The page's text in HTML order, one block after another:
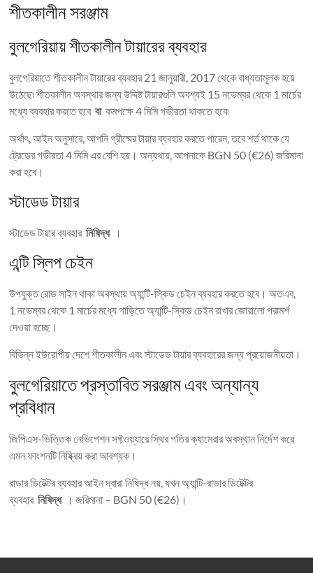
শীতকালীন সরঞ্জাম
বুলগেরিয়ায় শীতকালীন টায়ারের ব্যবহার
বুলগেরিয়াতে শীতকালীন টায়ারের ব্যবহার 21 জানুয়ারী, 2017 থেকে বাধ্যতামূলক হয়ে
উঠেছে৷ শীতকালীন অবস্থার জন্য উদ্দিষ্ট টায়ারগুলি অবশ্যই 15 নভেম্বর থেকে 1 মার্চের
মধ্যে ব্যবহার করতে হবেবাকমপক্ষে 4 মিমি গভীরতা থাকতে হবে৷
অর্থাৎ, আইন অনুসারে, আপনি গ্রীষ্মের টায়ার ব্যবহার করতে পারেন, তবে শর্ত থাকে যে
ট্রেডের গভীরতা 4 মিমি এর বেশি হয়। অন্যথায়, আপনাকে BGN 50 (€26) জরিমানা
করা হবে।
স্টাডেড টায়ার
স্টাডেড টায়ার ব্যবহারনিষিদ্ধ।
এন্টি স্লিপ চেইন
উপযুক্ত রোড সাইন থাকা অবস্থায় অ্যান্টি-স্কিড চেইন ব্যবহার করতে হবে। অতএব,
1 নভেম্বর থেকে 1 মার্চের মধ্যে গাড়িতে অ্যান্টি-স্কিড চেইন রাখার জোরালো পরামর্শ
দেওয়া হচ্ছে।
বিভিন্ন ইউরোপীয় দেশে শীতকালীন এবং স্টাডেড টায়ার ব্যবহারের জন্য প্রয়োজনীয়তা।
বুলগেরিয়াতে প্রস্তাবিত সরঞ্জাম এবং অন্যান্য
প্রবিধান
জিপিএস-ভিত্তিক নেভিগেশন সফ্টওয়্যারে স্থির গতির ক্যামেরার অবস্থান নির্দেশ করে
এমন ফাংশনটি নিষ্ক্রিয় করা আবশ্যক।
রাডার ডিটেক্টর ব্যবহার আইন দ্বারা নিষিদ্ধ নয়, যখন অ্যান্টি-রাডার ডিটেক্টর
ব্যবহারনিষিদ্ধ। জরিমানা – BGN 50 (€26)।